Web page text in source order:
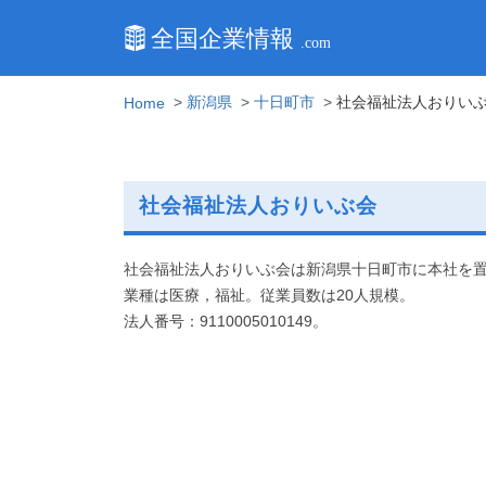
Home 新潟県 十日町市 社会福祉法人おりい
社会福祉法人おりいぶ会
社会福祉法人おりいぶ会は新潟県十日町市に本社を
業種は医療，福祉。従業員数は20人規模。
法人番号：9110005010149。